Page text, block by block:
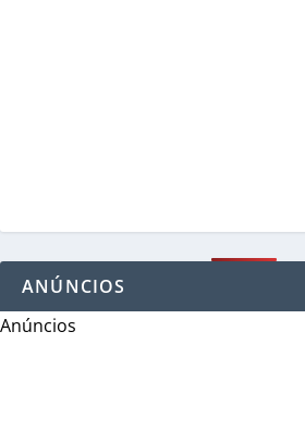
ANÚNCIOS
Anúncios